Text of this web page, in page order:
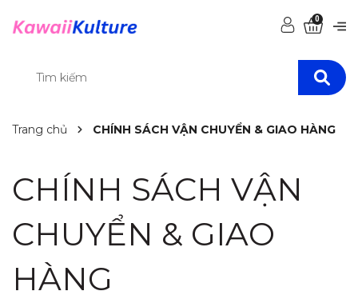
0
Trang chủ CHÍNH SÁCH VẬN CHUYỂN & GIAO HÀNG
CHÍNH SÁCH VẬN
CHUYỂN & GIAO
HÀNG